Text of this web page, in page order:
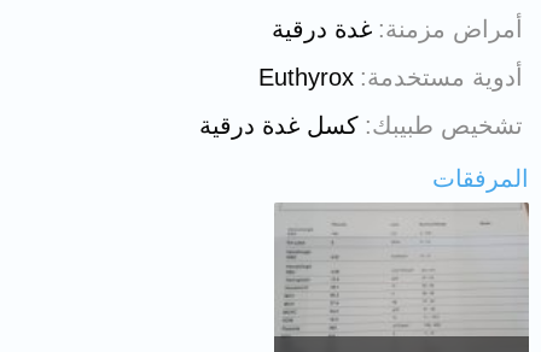
أمراض مزمنة غدة درقية
أدوية مستخدمة Euthyrox
تشخيص طبيبك كسل غدة درقية
المرفقات